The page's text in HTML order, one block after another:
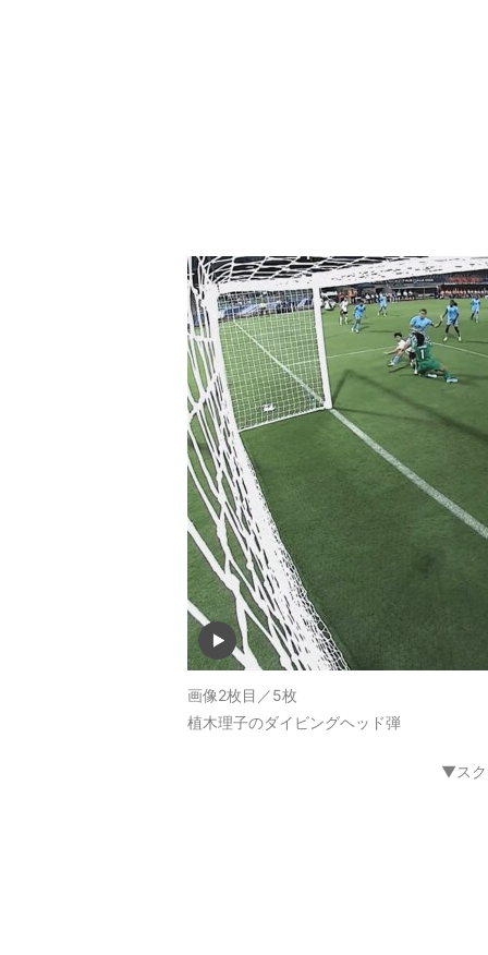
画像2枚目／5枚
植木理子のダイビングヘッド弾
▼スク